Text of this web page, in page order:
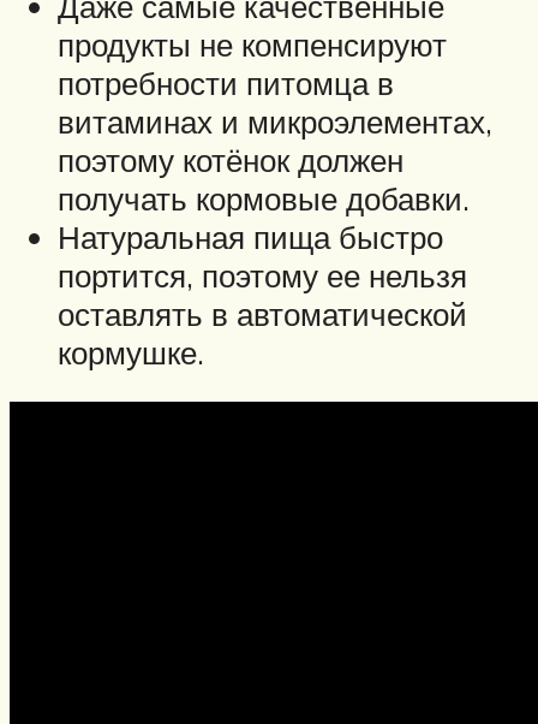
продукты не компенсируют
потребности питомца в
витаминах и микроэлементах,
поэтому котёнок должен
получать кормовые добавки.
Натуральная пища быстро
портится, поэтому ее нельзя
оставлять в автоматической
кормушке.